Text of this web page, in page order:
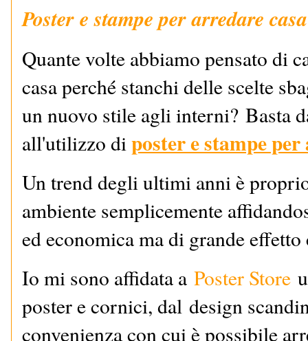
Poster e stampe per arredare casa
Quante volte abbiamo pensato di
casa perché stanchi delle scelte
un nuovo stile agli interni? Basta
all'utilizzo diposter e stampe
Un trend degli ultimi anni è
ambiente semplicemente
ed economica ma di grande
Io mi sono affidata a Poster Store
poster e cornici, dal design
convenienza con cui è possibile